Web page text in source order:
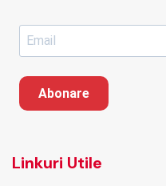
Abonare
Linkuri Utile